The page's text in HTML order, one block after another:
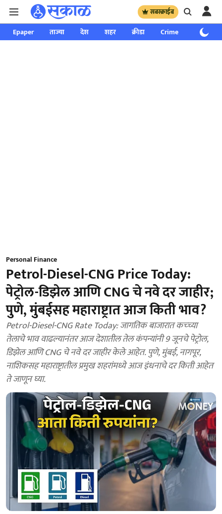
सबस्क्राईब
Epaper ताज्या देश शहर क्रीडा Crime साप्ताहिक
Personal Finance
Petrol-Diesel-CNG Price Today:
पेट्रोल-डिझेल आणि CNG चे नवे दर जाहीर;
पुणे, मुंबईसह महाराष्ट्रात आज किती भाव?
Petrol-Diesel-CNG Rate Today: जागतिक बाजारात कच्च्या
तेलाचे भाव वाढल्यानंतर आज देशातील तेल कंपन्यांनी 9 जूनचे पेट्रोल,
डिझेल आणि CNG चे नवे दर जाहीर केले आहेत. पुणे, मुंबई, नागपूर,
नाशिकसह महाराष्ट्रातील प्रमुख शहरांमध्ये आज इंधनाचे दर किती आहेत
ते जाणून घ्या.